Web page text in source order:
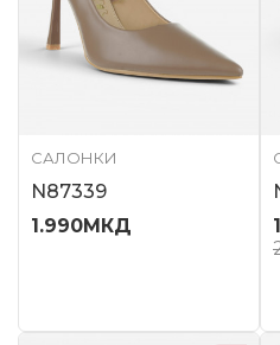
САЛОНКИ
N87339
1.990МКД